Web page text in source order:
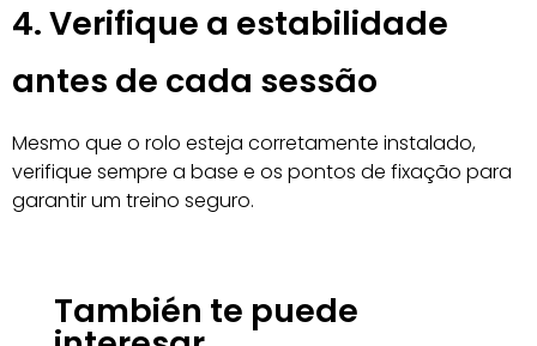
4. Verifique a estabilidade
antes de cada sessão
Mesmo que o rolo esteja corretamente instalado,
verifique sempre a base e os pontos de fixação para
garantir um treino seguro.
También te puede